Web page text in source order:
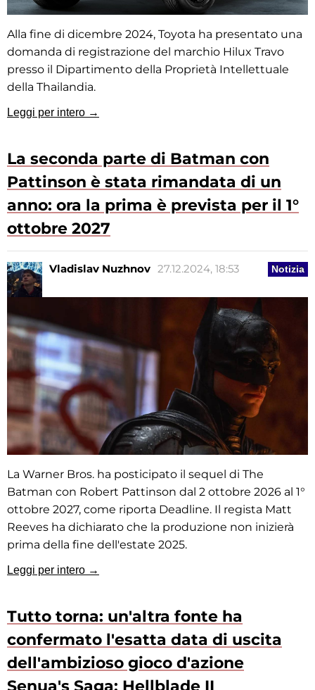
Alla fine di dicembre 2024, Toyota ha presentato una
domanda di registrazione del marchio Hilux Travo
presso il Dipartimento della Proprietà Intellettuale
della Thailandia.
Leggi per intero →
La seconda parte di Batman con
Pattinson è stata rimandata di un
anno: ora la prima è prevista per il 1°
ottobre 2027
Notizia
Vladislav Nuzhnov 27.12.2024, 18:53
La Warner Bros. ha posticipato il sequel di The
Batman con Robert Pattinson dal 2 ottobre 2026 al 1°
ottobre 2027, come riporta Deadline. Il regista Matt
Reeves ha dichiarato che la produzione non inizierà
prima della fine dell'estate 2025.
Leggi per intero →
Tutto torna: un'altra fonte ha
confermato l'esatta data di uscita
dell'ambizioso gioco d'azione